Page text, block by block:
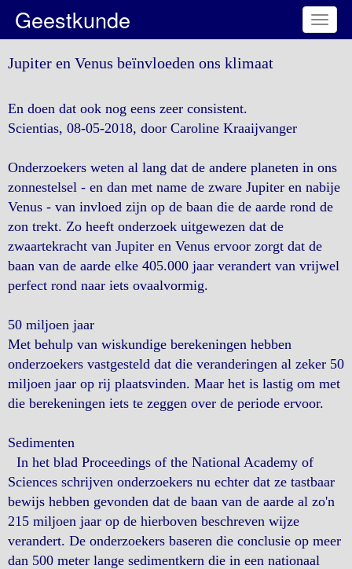
Toggle
Geestkunde
Jupiter en Venus beïnvloeden ons klimaat
En doen dat ook nog eens zeer consistent.
Scientias, 08-05-2018, door Caroline Kraaijvanger
Onderzoekers weten al lang dat de andere planeten in ons
zonnestelsel - en dan met name de zware Jupiter en nabije
Venus - van invloed zijn op de baan die de aarde rond de
zon trekt. Zo heeft onderzoek uitgewezen dat de
zwaartekracht van Jupiter en Venus ervoor zorgt dat de
baan van de aarde elke 405.000 jaar verandert van vrijwel
perfect rond naar iets ovaalvormig.
50 miljoen jaar
Met behulp van wiskundige berekeningen hebben
onderzoekers vastgesteld dat die veranderingen al zeker 50
miljoen jaar op rij plaatsvinden. Maar het is lastig om met
die berekeningen iets te zeggen over de periode ervoor.
Sedimenten
In het blad Proceedings of the National Academy of
Sciences schrijven onderzoekers nu echter dat ze tastbaar
bewijs hebben gevonden dat de baan van de aarde al zo'n
215 miljoen jaar op de hierboven beschreven wijze
verandert. De onderzoekers baseren die conclusie op meer
dan 500 meter lange sedimentkern die in een nationaal